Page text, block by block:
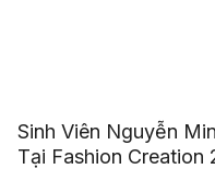
Sinh Viên Nguyễn
Tại Fashion Creation